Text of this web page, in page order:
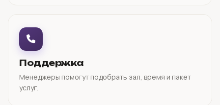
Поддержка
Менеджеры помогут подобрать зал, время и пакет
услуг.